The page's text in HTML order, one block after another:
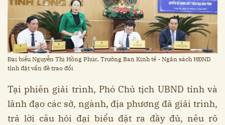
Đại biểu Nguyễn Thị Hồng Phúc, Trưởng Ban Kinh tế - Ngân sách HĐND
tỉnh đặt vấn đề trao đổi
Tại phiên giải trình, Phó Chủ tịch UBND tỉnh và
lãnh đạo các sở, ngành, địa phương đã giải trình,
trả lời câu hỏi đại biểu đặt ra đầy đủ, nêu rõ